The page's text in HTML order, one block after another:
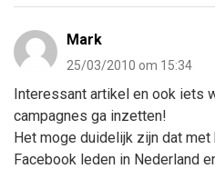
Mark
25/03/2010 om 15:34
Interessant artikel en ook iets
campagnes ga inzetten!
Het moge duidelijk zijn dat
Facebook leden in Nederland